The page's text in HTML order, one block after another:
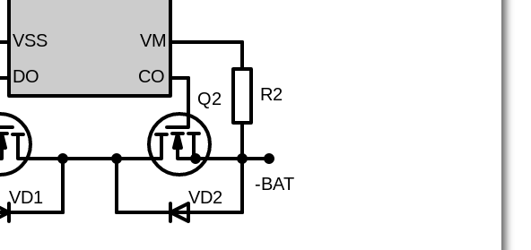
-BAT
VSS
DO
CO
VM
R2
Q2
VD1 VD2